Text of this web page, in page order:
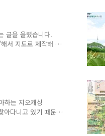
. 지하철 4호선 상
뻘뻘 흘리며 올라
산 등 인근 산..
글을 올렸습니다.
서 지도로 제작해 온
만, 작년 말이나 올
접속을 했었습니
(파란 네모로 친 부
다. 왜 이런 일이 발
모르기 때문에 넘어
하는 지오캐싱
아다니고 있기 때문
을 수 있습니다. 물
일으킨 이후, 일반